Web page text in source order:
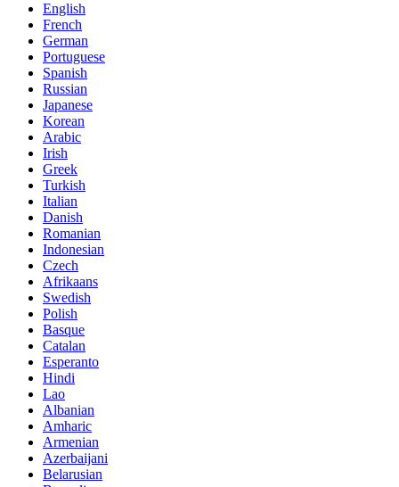
English
French
German
Portuguese
Spanish
Russian
Japanese
Korean
Arabic
Irish
Greek
Turkish
Italian
Danish
Romanian
Indonesian
Czech
Afrikaans
Swedish
Polish
Basque
Catalan
Esperanto
Hindi
Lao
Albanian
Amharic
Armenian
Azerbaijani
Belarusian